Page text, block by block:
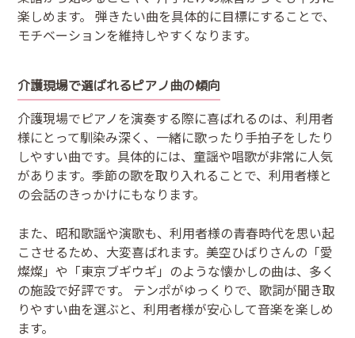
楽しめます。 弾きたい曲を具体的に目標にすることで、
モチベーションを維持しやすくなります。
介護現場で選ばれるピアノ曲の傾向
介護現場でピアノを演奏する際に喜ばれるのは、利用者
様にとって馴染み深く、一緒に歌ったり手拍子をしたり
しやすい曲です。具体的には、童謡や唱歌が非常に人気
があります。季節の歌を取り入れることで、利用者様と
の会話のきっかけにもなります。
また、昭和歌謡や演歌も、利用者様の青春時代を思い起
こさせるため、大変喜ばれます。美空ひばりさんの「愛
燦燦」や「東京ブギウギ」のような懐かしの曲は、多く
の施設で好評です。 テンポがゆっくりで、歌詞が聞き取
りやすい曲を選ぶと、利用者様が安心して音楽を楽しめ
ます。